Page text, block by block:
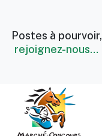
Postes à pourvoir,
rejoignez-nous…